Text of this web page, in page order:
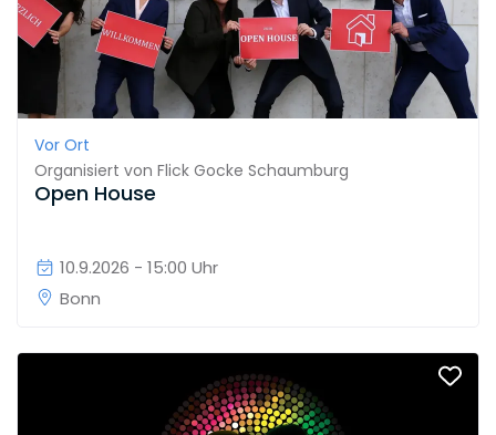
Vor Ort
Organisiert von Flick Gocke Schaumburg
Open House
10.9.2026 - 15:00 Uhr
Bonn